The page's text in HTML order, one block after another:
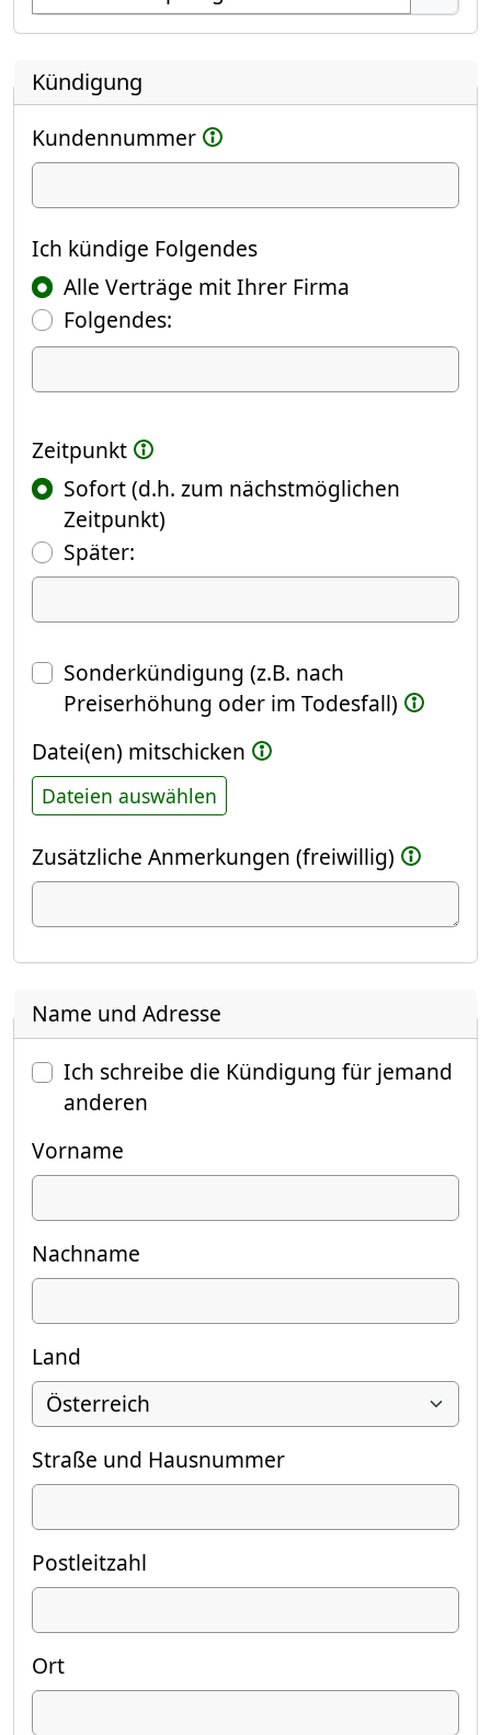
Kündigung
Kundennummer
Ich kündige
Ich kündige Folgendes
Alle Verträge mit Ihrer Firma
Folgendes:
Ich kündige Folgendes
Zeitpunkt
Sofort (d.h. zum nächstmöglichen
Zeitpunkt)
Später:(Fokus springt automatisch ins
Datum
Sonderkündigung (z.B. nach
Preiserhöhung oder im Todesfall)
Datei(en) mitschicken
Dateien auswählen
Zusätzliche Anmerkungen (freiwillig)
Name und Adresse
Ich schreibe die Kündigung für jemand
anderen
Vorname
Nachname
Land
Straße und Hausnummer
Postleitzahl
Ort